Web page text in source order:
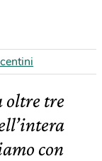
oltre tre
con